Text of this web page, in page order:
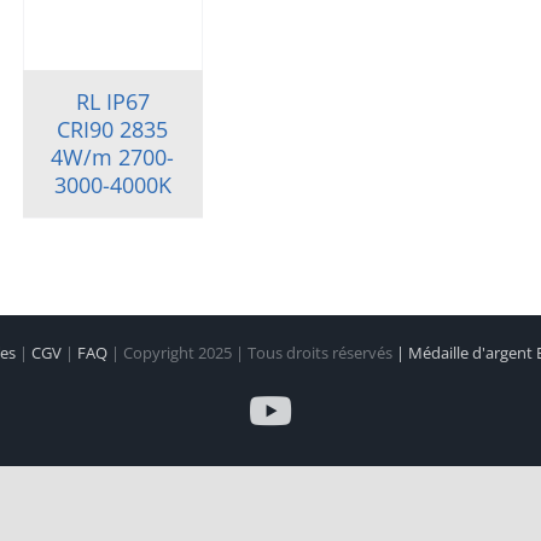
RL IP67
CRI90 2835
4W/m 2700-
3000-4000K
| CGV | FAQ | Copyright 2025 | Tous droits réservés | Médaille d'argent